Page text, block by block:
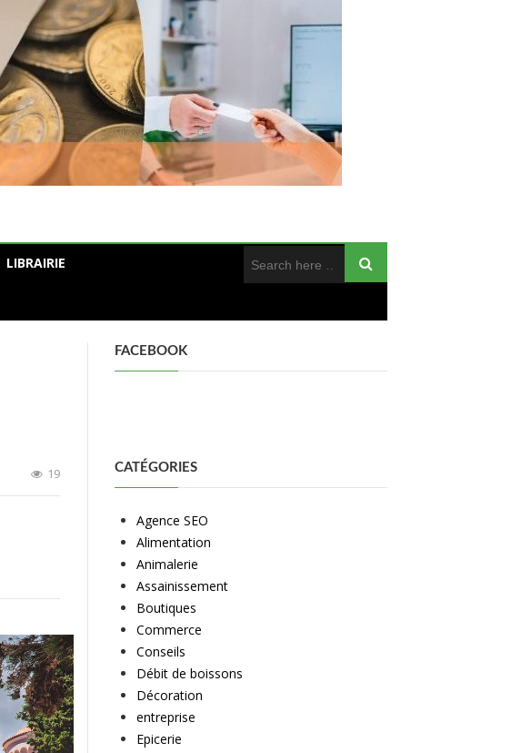
LIBRAIRIE
19
FACEBOOK
CATÉGORIES
Agence SEO
Alimentation
Animalerie
Assainissement
Boutiques
Commerce
Conseils
Débit de boissons
Décoration
entreprise
Epicerie